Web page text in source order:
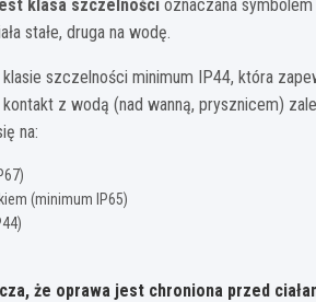
klasa szczelności oznaczana
stałe, druga na wodę.
szczelności minimum IP44, która
z wodą (nad wanną, prysznicem)
na:
(minimum IP65)
że oprawa jest chroniona przed